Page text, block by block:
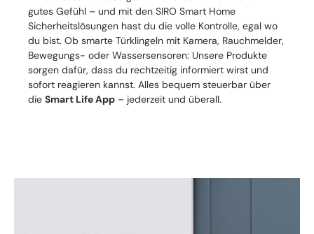
gutes Gefühl – und mit den SIRO Smart Home
Sicherheitslösungen hast du die volle Kontrolle, egal wo
du bist. Ob smarte Türklingeln mit Kamera, Rauchmelder,
Bewegungs- oder Wassersensoren: Unsere Produkte
sorgen dafür, dass du rechtzeitig informiert wirst und
sofort reagieren kannst. Alles bequem steuerbar über
die Smart Life App – jederzeit und überall.